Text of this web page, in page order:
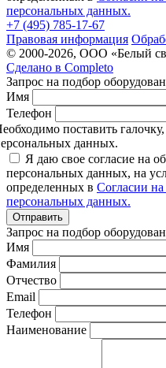
персональных данных.
+7 (495) 785-17-67
Правовая информация
© 2000-2026, ООО «Белый
Сделано в Completo
Запрос на подбор
Имя
Телефон
поставить
данных.
Я даю свое согласие на
персональных данных, на
определенных в Согласии на
персональных данных.
Отправить
Запрос на подбор
Имя
Фамилия
Отчество
Email
Телефон
Наименование